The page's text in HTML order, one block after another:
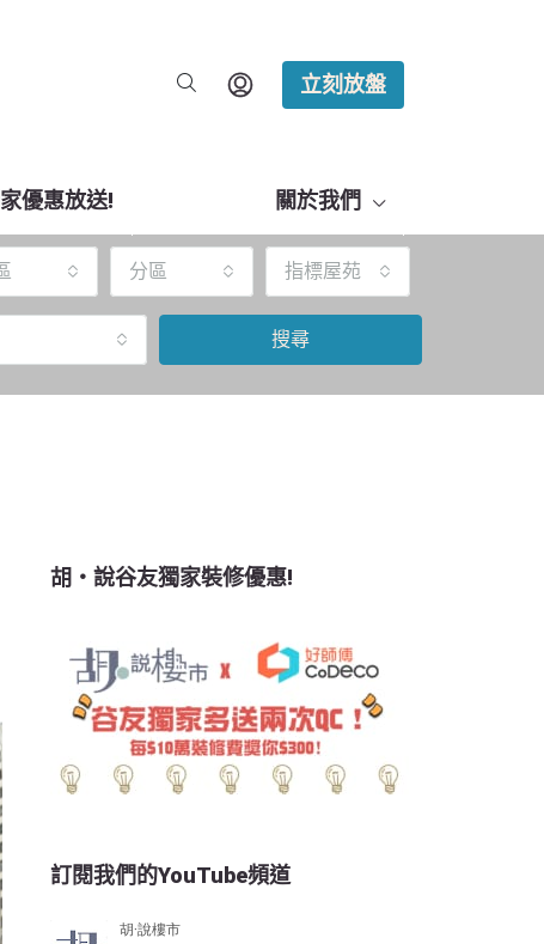
立刻放盤
優惠放送! 關於我們
分區 指標屋苑
搜尋
胡‧說谷友獨家裝修優惠!
訂閱我們的YouTube頻道